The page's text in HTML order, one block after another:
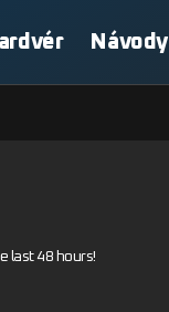
Návody
last 48 hours!